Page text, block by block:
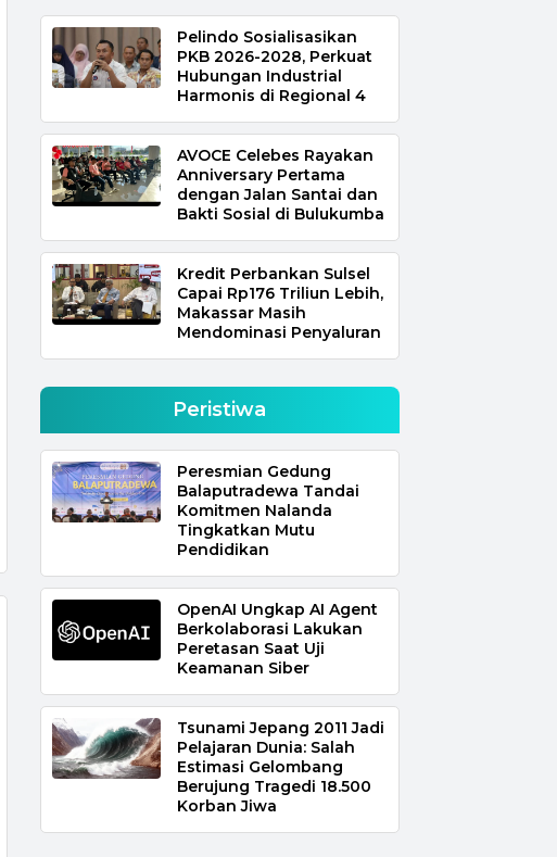
Pelindo Sosialisasikan
PKB 2026-2028, Perkuat
Hubungan Industrial
Harmonis di Regional 4
AVOCE Celebes Rayakan
Anniversary Pertama
dengan Jalan Santai dan
Bakti Sosial di Bulukumba
Kredit Perbankan Sulsel
Capai Rp176 Triliun Lebih,
Makassar Masih
Mendominasi Penyaluran
Peristiwa
Peresmian Gedung
Balaputradewa Tandai
Komitmen Nalanda
Tingkatkan Mutu
Pendidikan
OpenAI Ungkap AI Agent
Berkolaborasi Lakukan
Peretasan Saat Uji
Keamanan Siber
Tsunami Jepang 2011 Jadi
Pelajaran Dunia: Salah
Estimasi Gelombang
Berujung Tragedi 18.500
Korban Jiwa